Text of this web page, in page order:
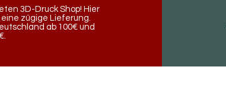
3D-Druck Shop! Hier
zügige Lieferung.
ab 100€ und